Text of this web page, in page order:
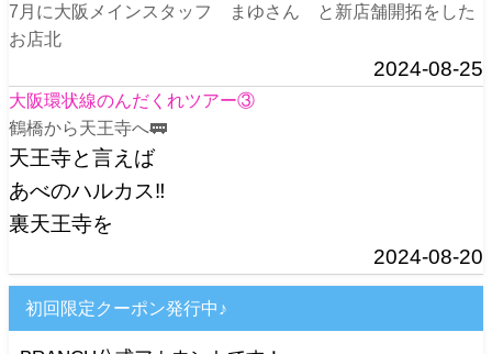
7月に大阪メインスタッフ まゆさん と新店舗開拓をした
お店北
2024-08-25
大阪環状線のんだくれツアー③
鶴橋から天王寺へ🚃
天王寺と言えば
あべのハルカス‼️
裏天王寺を
2024-08-20
初回限定クーポン発行中♪